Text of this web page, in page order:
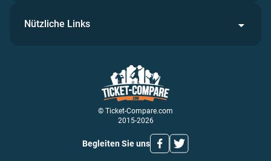
© Ticket-Compare.com
2015-2026
Begleiten Sie uns
Nützliche Links